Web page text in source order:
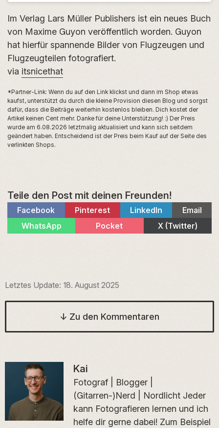
Im Verlag Lars Müller Publishers ist ein neues Buch
von Maxime Guyon veröffentlich worden. Guyon
hat hierfür spannende Bilder von Flugzeugen und
Flugzeugteilen fotografiert.
via itsnicethat
*Partner-Link: Wenn du auf den Link klickst und dann im Shop etwas
kaufst, unterstützt du durch die kleine Provision diesen Blog und sorgst
dafür, dass die Beiträge weiterhin kostenlos bleiben. Dich kostet der
Artikel keinen Cent mehr. Danke für deine Unterstützung! :) Der Preis
wurde am 6.08.2026 letztmalig aktualisiert und kann sich seitdem
geändert haben. Entscheidend ist der Preis beim Kauf auf der Seite des
verlinkten Shops.
Teile den Post mit deinen Freunden!
Share
on
Facebook
Share
on
Pinterest
Share
on
LinkedIn
Share
on
Email
Share
on
WhatsApp
Share
on
Pocket
Share
on
X (Twitter)
Letztes Update: 18. August 2025
↓ Zu den Kommentaren
Kai
Fotograf | Blogger |
(Gitarren-)Nerd | Nordlicht Jeder
kann Fotografieren lernen und ich
helfe dir gerne dabei! Zum Beispiel